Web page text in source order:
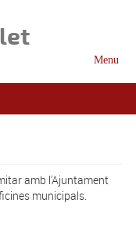
amb l'Ajuntament
municipals.
Menu